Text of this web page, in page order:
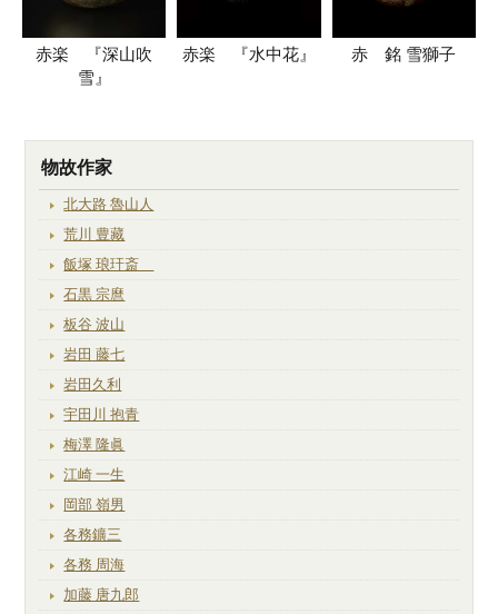
赤楽 『深山吹
雪』
赤楽 『水中花』 赤 銘 雪獅子
物故作家
北大路 魯山人
荒川 豊藏
飯塚 琅玕斎
石黒 宗麿
板谷 波山
岩田 藤七
岩田久利
宇田川 抱青
梅澤 隆眞
江崎 一生
岡部 嶺男
各務鑛三
各務 周海
加藤 唐九郎